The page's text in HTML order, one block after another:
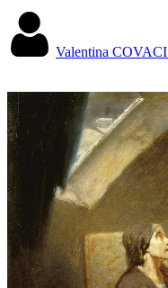
Valentina COVACI